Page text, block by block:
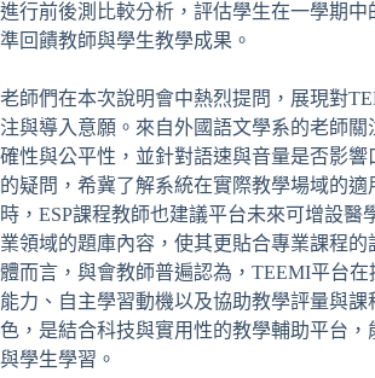
進行前後測比較分析，評估學生在一學期中
準回饋教師與學生教學成果。
老師們在本次說明會中熱烈提問，展現對
注與導入意願。來自外國語文學系的老師
確性與公平性，並針對語速與音量是否影響
的疑問，希冀了解系統在實際教學場域的適
時，ESP課程教師也建議平台未來可增設醫
業領域的題庫內容，使其更貼合專業課程
體而言，與會教師普遍認為，TEEMI平台在
能力、自主學習動機以及協助教學評量與課
色，是結合科技與實用性的教學輔助平台，
與學生學習。